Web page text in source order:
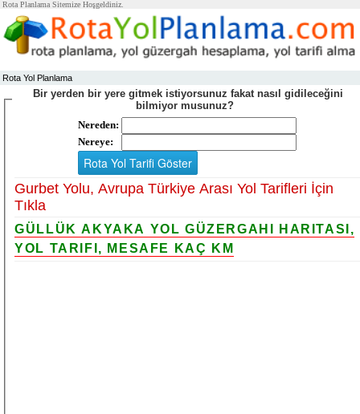
Rota Planlama Sitemize Hoşgeldiniz.
Rota Yol Planlama
Bir yerden bir yere gitmek istiyorsunuz fakat nasıl gidileceğini
bilmiyor musunuz?
Nereden:
Nereye:
Gurbet Yolu, Avrupa Türkiye Arası Yol Tarifleri İçin
Tıkla
GÜLLÜK AKYAKA YOL GÜZERGAHI HARITASI,
YOL TARIFI, MESAFE KAÇ KM